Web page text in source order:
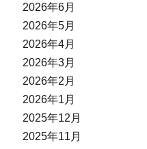
2026年6月
2026年5月
2026年4月
2026年3月
2026年2月
2026年1月
2025年12月
2025年11月